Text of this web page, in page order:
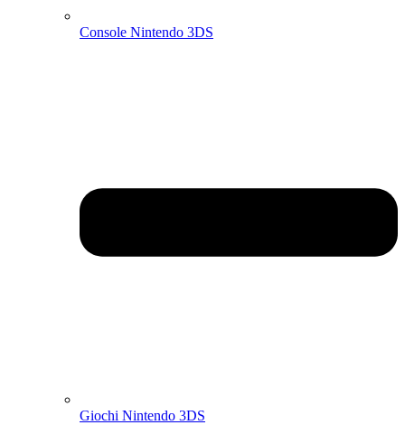
Console Nintendo 3DS
Giochi Nintendo 3DS